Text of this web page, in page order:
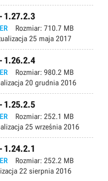
1.27.2.3
Rozmiar: 710.7 MB
25 maja 2017
1.26.2.4
Rozmiar: 980.2 MB
20 grudnia 2016
1.25.2.5
Rozmiar: 252.1 MB
25 września 2016
1.24.2.1
Rozmiar: 252.2 MB
22 sierpnia 2016